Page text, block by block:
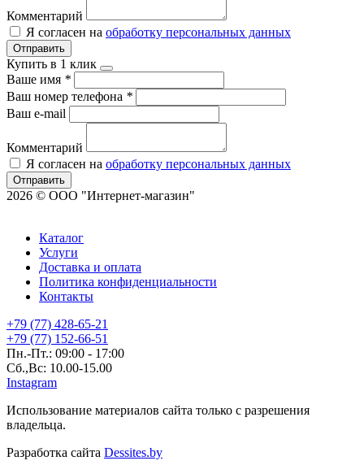
Комментарий
Я согласен на обработку персональных данных
Отправить
Купить в 1 клик
Ваше имя *
Ваш номер телефона *
Ваш e-mail
Комментарий
Я согласен на обработку персональных данных
Отправить
2026 © ООО "Интернет-магазин"
Каталог
Услуги
Доставка и оплата
Политика конфиденциальности
Контакты
+79 (77) 428-65-21
+79 (77) 152-66-51
Пн.-Пт.: 09:00 - 17:00
Сб.,Вс: 10.00-15.00
Instagram
Использование материалов сайта только с разрешения
владельца.
Разработка сайта Dessites.by